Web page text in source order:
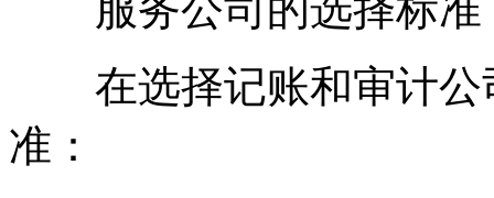
服务公司的选择标准
在选择记账和审计公
准：